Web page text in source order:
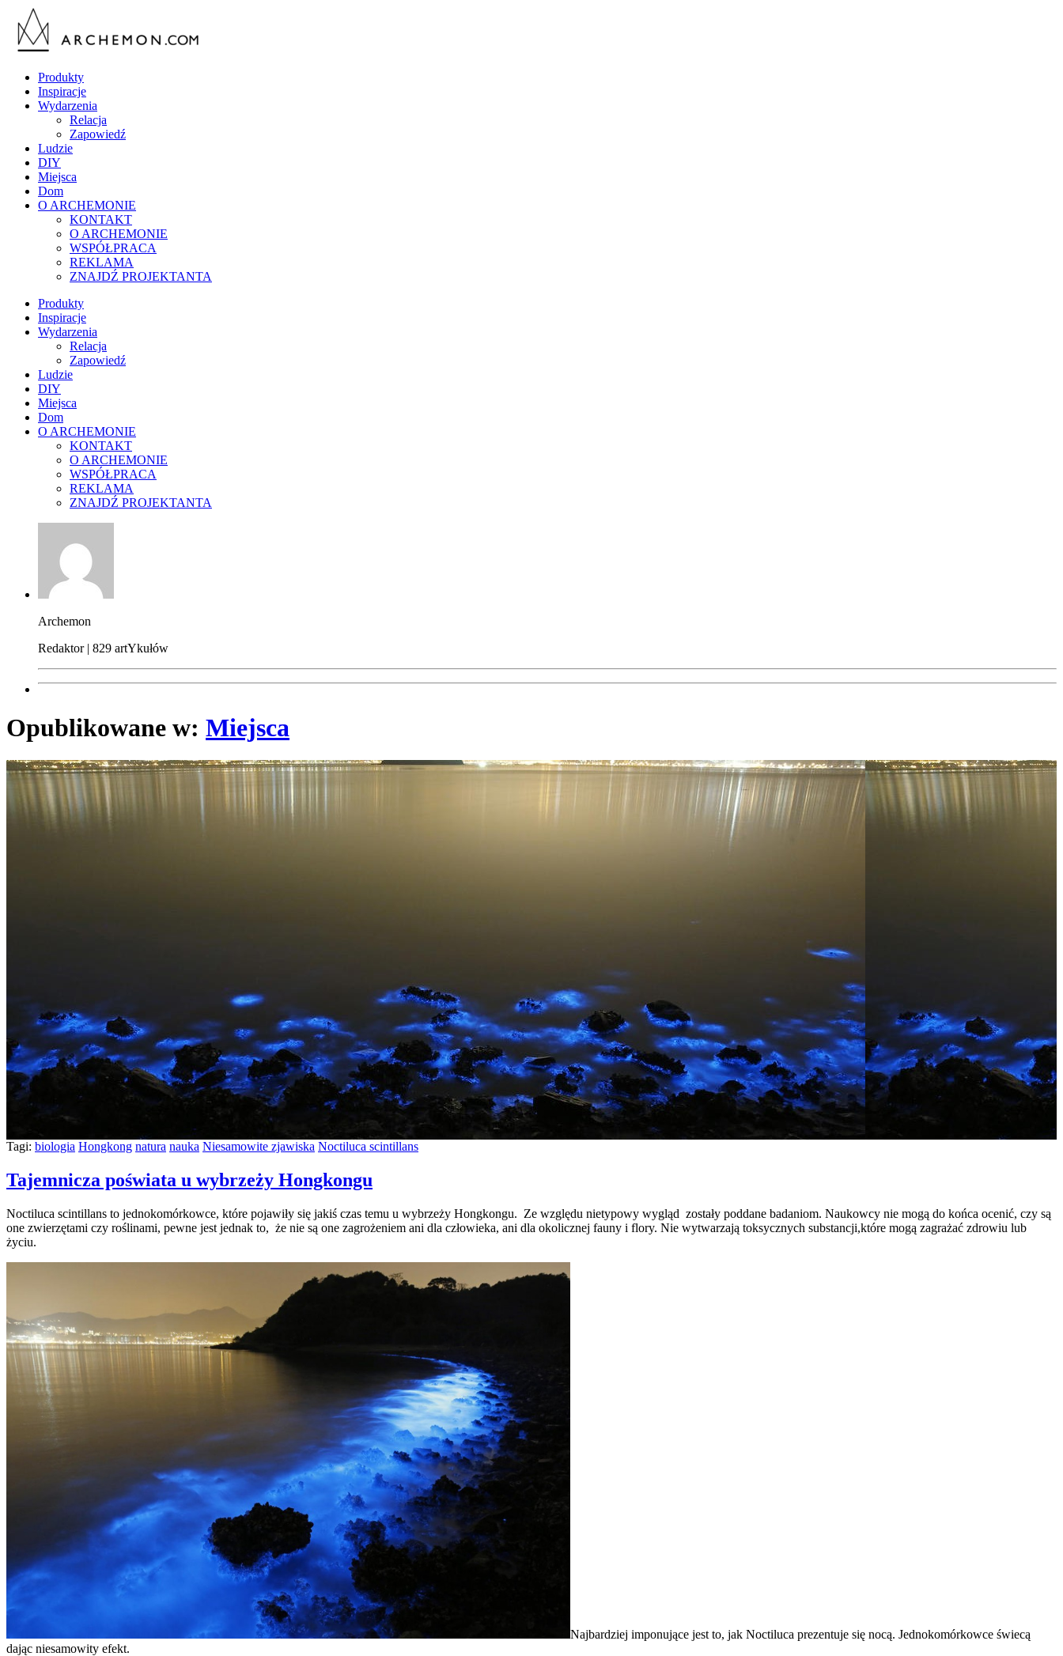
Produkty
Inspiracje
Wydarzenia
Relacja
Zapowiedź
Ludzie
DIY
Miejsca
Dom
O ARCHEMONIE
KONTAKT
O ARCHEMONIE
WSPÓŁPRACA
REKLAMA
ZNAJDŹ PROJEKTANTA
Produkty
Inspiracje
Wydarzenia
Relacja
Zapowiedź
Ludzie
DIY
Miejsca
Dom
O ARCHEMONIE
KONTAKT
O ARCHEMONIE
WSPÓŁPRACA
REKLAMA
ZNAJDŹ PROJEKTANTA
Archemon
Redaktor | 829 artYkułów
Opublikowane w: Miejsca
Tagi: biologia Hongkong natura nauka Niesamowite zjawiska Noctiluca scintillans
Tajemnicza poświata u wybrzeży Hongkongu
Noctiluca scintillans to jednokomórkowce, które pojawiły się jakiś czas temu u wybrzeży Hongkongu. Ze względu nietypowy wygląd zostały poddane badaniom. Naukowcy nie mogą do końca ocenić, czy są
one zwierzętami czy roślinami, pewne jest jednak to, że nie są one zagrożeniem ani dla człowieka, ani dla okolicznej fauny i flory. Nie wytwarzają toksycznych substancji,które mogą zagrażać zdrowiu lub
życiu.
Najbardziej imponujące jest to, jak Noctiluca prezentuje się nocą. Jednokomórkowce świecą
dając niesamowity efekt.